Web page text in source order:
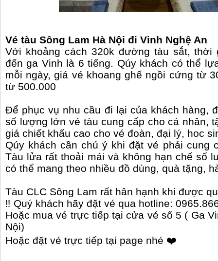
Vé tàu Sông Lam Hà Nội đi Vinh Nghệ An
Với khoảng cách 320k đường tàu sắt,
đến ga Vinh là 6 tiếng. Qúy khách có thể
mỗi ngày, giá vé khoang ghế ngồi cứng từ
từ 500.000
Để phục vụ nhu cầu đi lại của khách hàng,
số lượng lớn vé tàu cung cấp cho cá nhân,
giá chiết khấu cao cho vé đoàn, đại lý, hoc
Qúy khách cần chú ý khi đặt vé phải cung
Tàu lửa rất thoải mái và không hạn chế số
có thể mang theo nhiều đồ dùng, quà tặng,
Tàu CLC Sông Lam rất hân hạnh khi được
‼️ Quý khách hãy đặt vé qua hotline:
Hoặc mua vé trực tiếp tại cửa vé số 5 ( Ga
Nội)
Hoặc đặt vé trực tiếp tại page nhé ❤️